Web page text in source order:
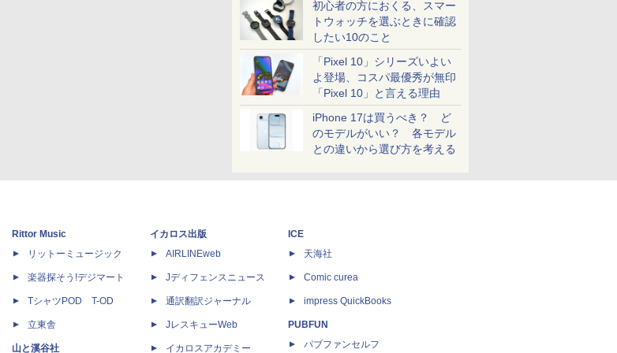
初心者の方におくる、スマー
トウォッチを選ぶときに確認
したい10のこと
「Pixel 10」シリーズいよい
よ登場、コスパ最優秀が無印
「Pixel 10」と言える理由
iPhone 17は買うべき？ ど
のモデルがいい？ 各モデル
との違いから選び方を考える
Rittor Music
リットーミュージック
楽器探そう!デジマート
TシャツPOD T-OD
立東舎
山と溪谷社
イカロス出版
AIRLINEweb
Jディフェンスニュース
通訳翻訳ジャーナル
JレスキューWeb
イカロスアカデミー
ICE
天海社
Comic curea
impress QuickBooks
PUBFUN
パブファンセルフ